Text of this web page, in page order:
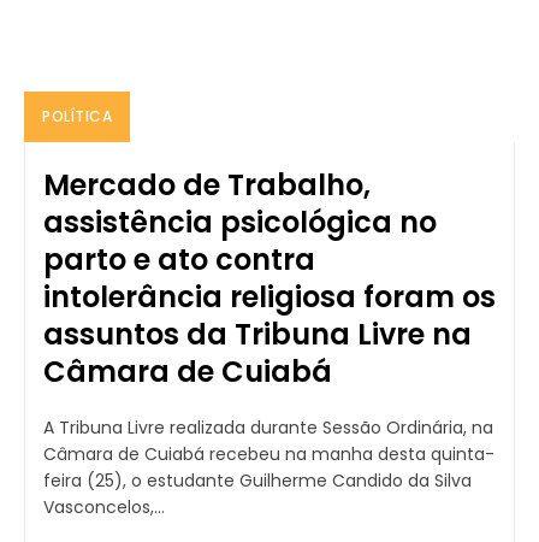
POLÍTICA
Mercado de Trabalho,
assistência psicológica no
parto e ato contra
intolerância religiosa foram os
assuntos da Tribuna Livre na
Câmara de Cuiabá
A Tribuna Livre realizada durante Sessão Ordinária, na
Câmara de Cuiabá recebeu na manha desta quinta-
feira (25), o estudante Guilherme Candido da Silva
Vasconcelos,...